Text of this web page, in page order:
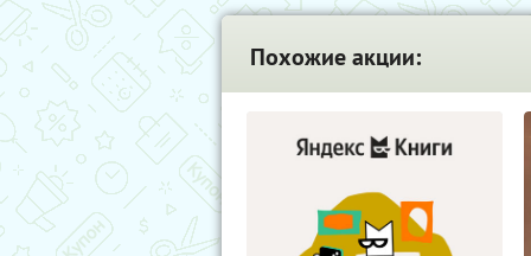
Похожие акции: